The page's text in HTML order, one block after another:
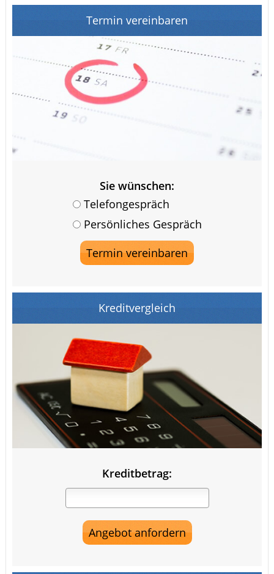
Termin vereinbaren
Sie wünschen:
Telefongespräch
Persönliches Gespräch
Kreditvergleich
Kreditbetrag: